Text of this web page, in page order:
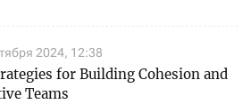
2024, 12:38
for Building Cohesion and
Teams